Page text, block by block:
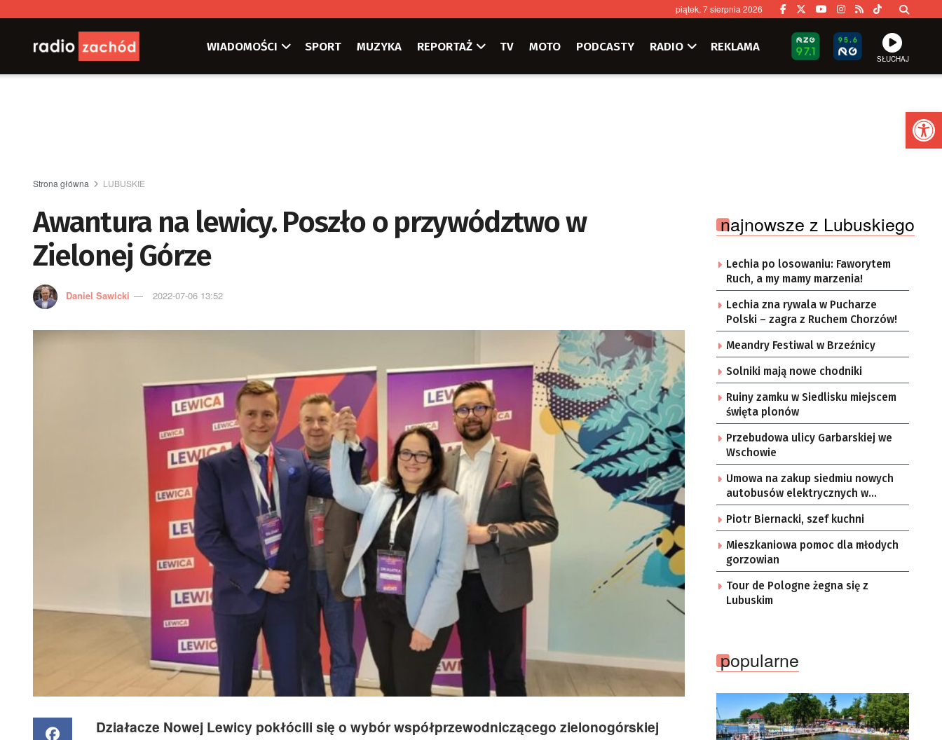
piątek, 7 sierpnia 2026
WIADOMOŚCI SPORT MUZYKA REPORTAŻ TV MOTO PODCASTY RADIO REKLAMA
SŁUCHAJ
Strona główna LUBUSKIE
Awantura na lewicy. Poszło o przywództwo w
Zielonej Górze
Daniel Sawicki 2022-07-06 13:52
Działacze Nowej Lewicy pokłócili się o wybór współprzewodniczącego zielonogórskiej
najnowsze z Lubuskiego
Lechia po losowaniu: Faworytem
Ruch, a my mamy marzenia!
Lechia zna rywala w Pucharze
Polski – zagra z Ruchem Chorzów!
Meandry Festiwal w Brzeźnicy
Solniki mają nowe chodniki
Ruiny zamku w Siedlisku miejscem
święta plonów
Przebudowa ulicy Garbarskiej we
Wschowie
Umowa na zakup siedmiu nowych
autobusów elektrycznych w
Zielonej Górze
Piotr Biernacki, szef kuchni
Mieszkaniowa pomoc dla młodych
gorzowian
Tour de Pologne żegna się z
Lubuskim
popularne